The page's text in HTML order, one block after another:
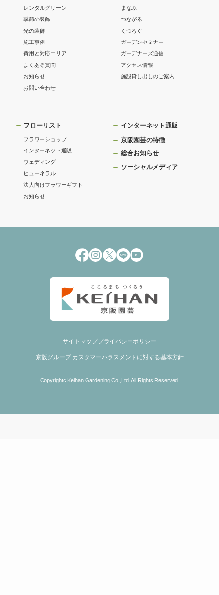
レンタルグリーン
季節の装飾
光の装飾
施工事例
費用と対応エリア
よくある質問
お知らせ
お問い合わせ
まなぶ
つながる
くつろぐ
ガーデンセミナー
ガーデナーズ通信
アクセス情報
施設貸し出しのご案内
フローリスト
フラワーショップ
インターネット通販
ウェディング
ヒューネラル
法人向けフラワーギフト
お知らせ
インターネット通販
京阪園芸の特徴
総合お知らせ
ソーシャルメディア
サイトマッププライバシーポリシー
京阪グループ カスタマーハラスメントに対する基本方針
Copyrightc Keihan Gardening Co.,Ltd. All Rights Reserved.